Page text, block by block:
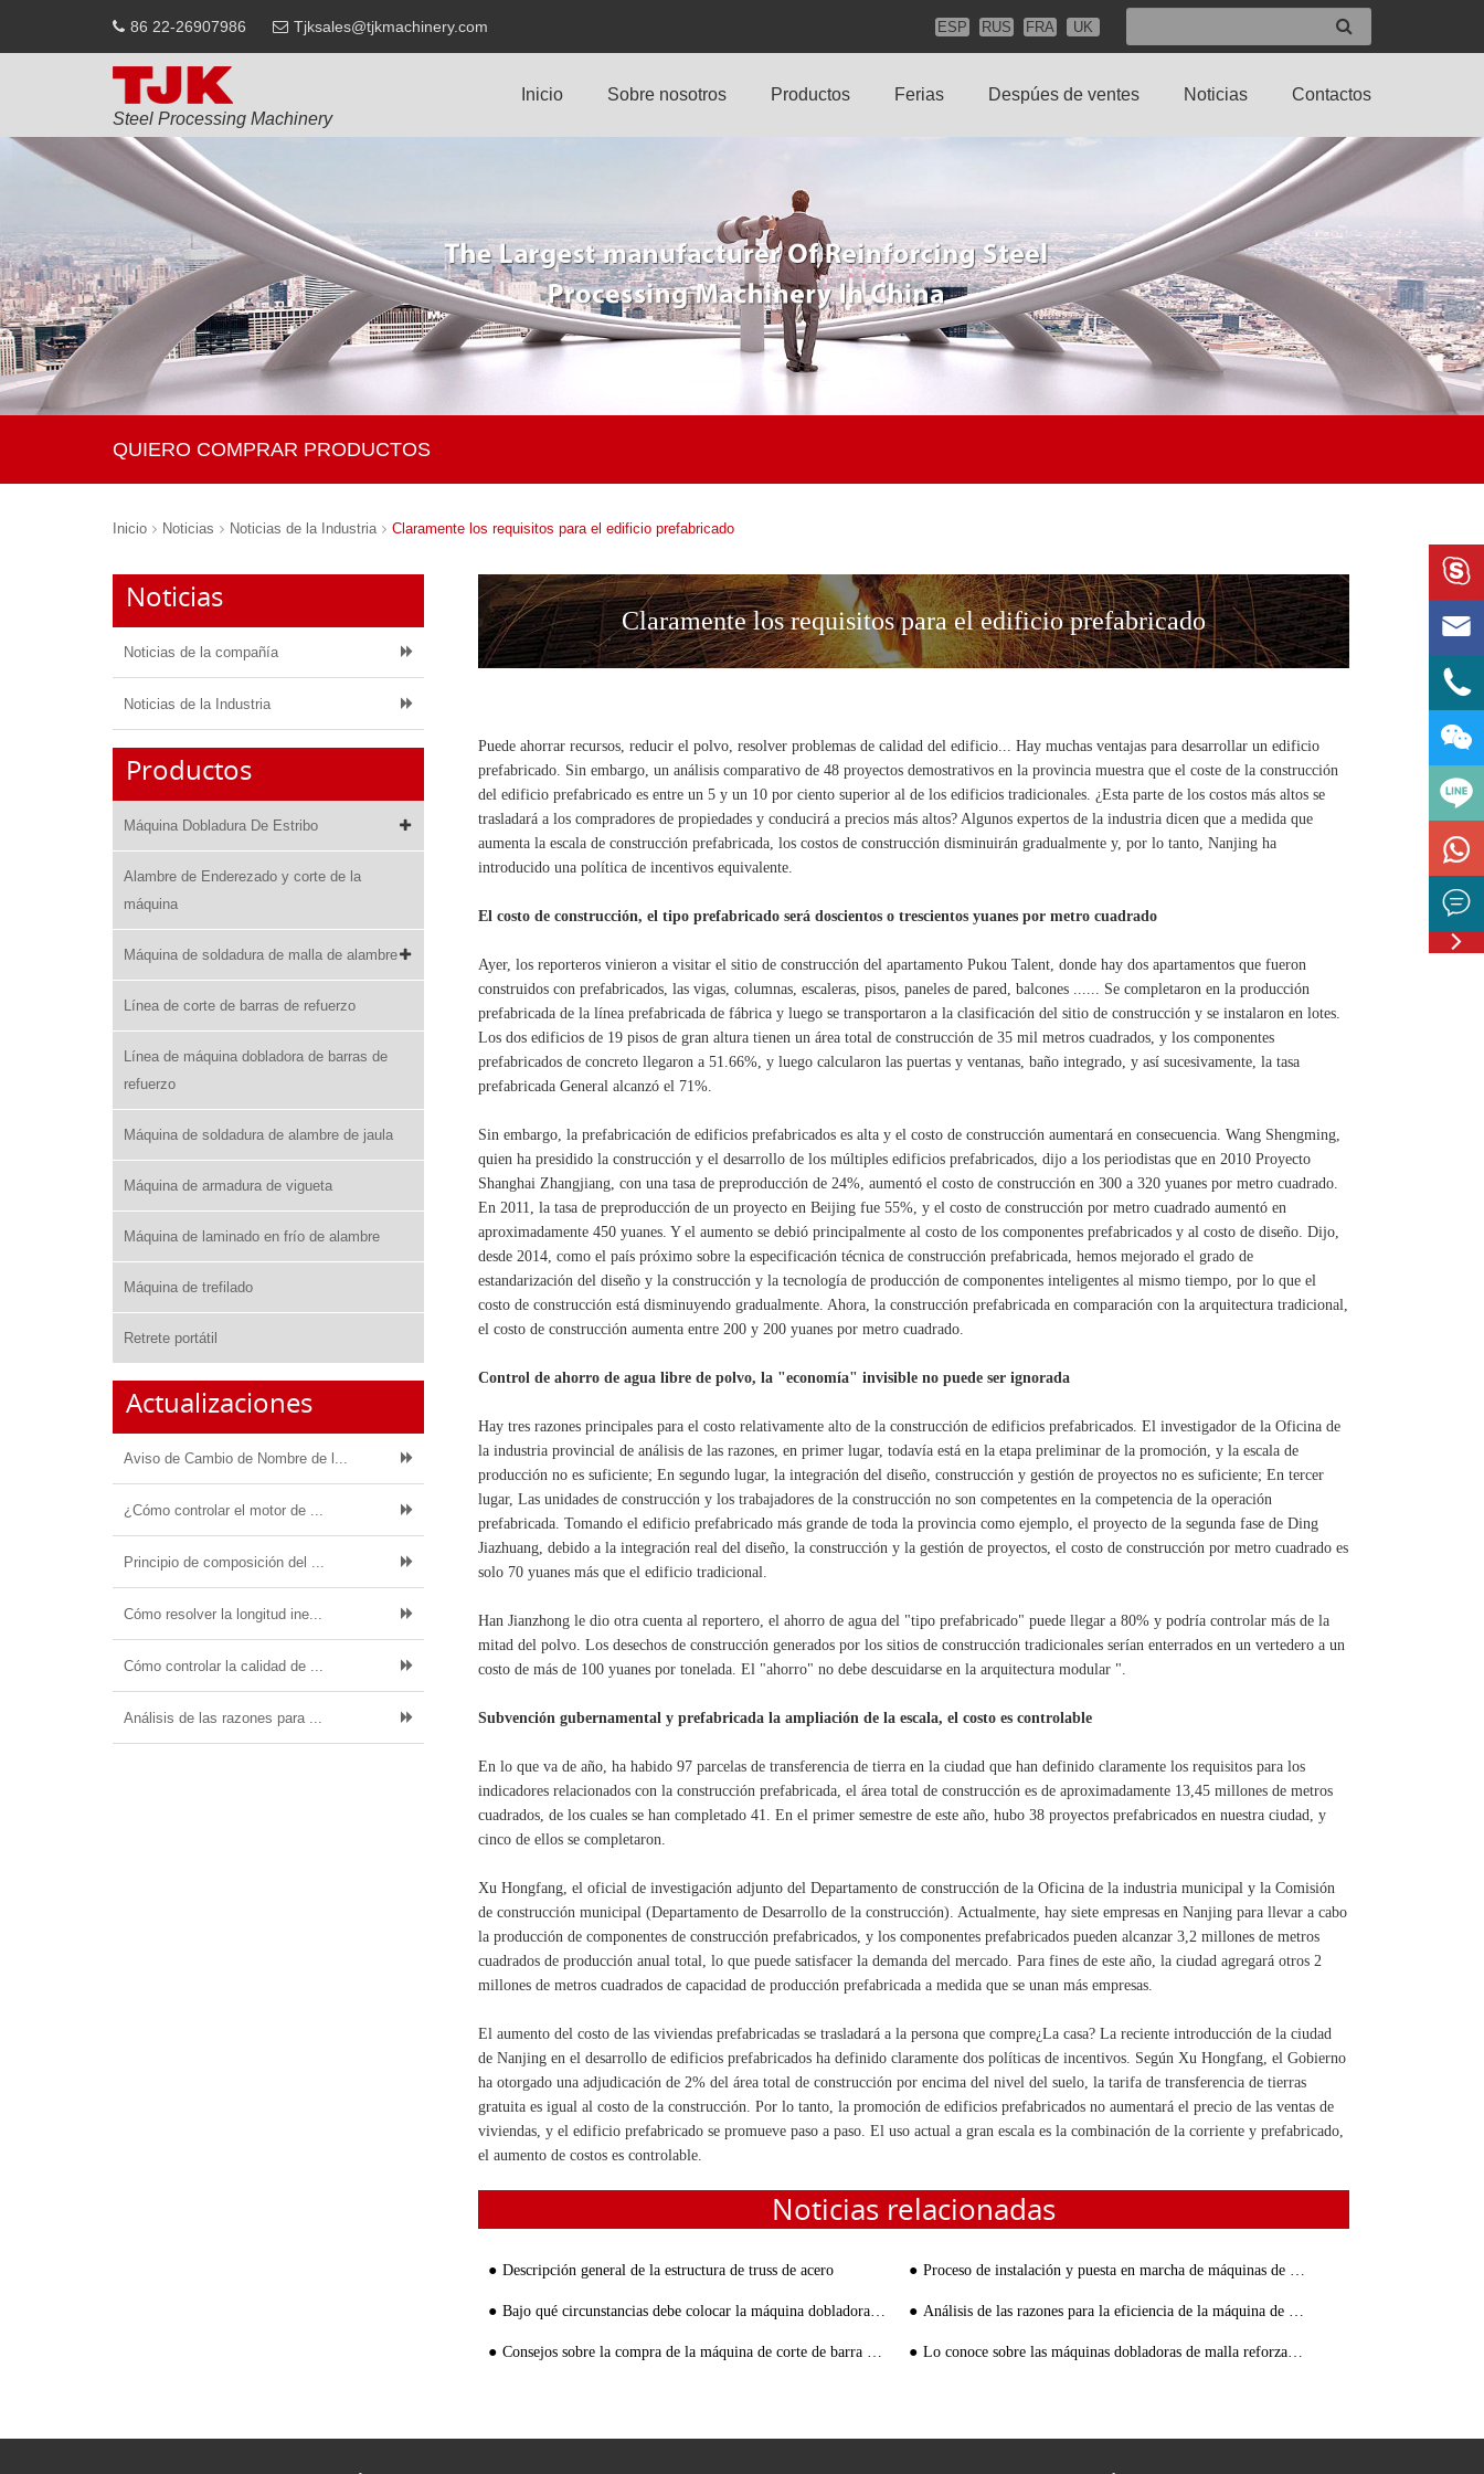
86 22-26907986 Tjksales@tjkmachinery.com ESP RUS FRA UK
Steel Processing Machinery
Inicio Sobre nosotros Productos Ferias Despúes de ventes Noticias Contactos
QUIERO COMPRAR PRODUCTOS
Inicio Noticias Noticias de la Industria Claramente los requisitos para el edificio prefabricado
Claramente los requisitos para el edificio prefabricado
Puede ahorrar recursos, reducir el polvo, resolver problemas de calidad del edificio... Hay muchas ventajas para desarrollar un edificio
prefabricado. Sin embargo, un análisis comparativo de 48 proyectos demostrativos en la provincia muestra que el coste de la construcción
del edificio prefabricado es entre un 5 y un 10 por ciento superior al de los edificios tradicionales. ¿Esta parte de los costos más altos se
trasladará a los compradores de propiedades y conducirá a precios más altos? Algunos expertos de la industria dicen que a medida que
aumenta la escala de construcción prefabricada, los costos de construcción disminuirán gradualmente y, por lo tanto, Nanjing ha
introducido una política de incentivos equivalente.
El costo de construcción, el tipo prefabricado será doscientos o trescientos yuanes por metro cuadrado
Ayer, los reporteros vinieron a visitar el sitio de construcción del apartamento Pukou Talent, donde hay dos apartamentos que fueron
construidos con prefabricados, las vigas, columnas, escaleras, pisos, paneles de pared, balcones ...... Se completaron en la producción
prefabricada de la línea prefabricada de fábrica y luego se transportaron a la clasificación del sitio de construcción y se instalaron en lotes.
Los dos edificios de 19 pisos de gran altura tienen un área total de construcción de 35 mil metros cuadrados, y los componentes
prefabricados de concreto llegaron a 51.66%, y luego calcularon las puertas y ventanas, baño integrado, y así sucesivamente, la tasa
prefabricada General alcanzó el 71%.
Sin embargo, la prefabricación de edificios prefabricados es alta y el costo de construcción aumentará en consecuencia. Wang Shengming,
quien ha presidido la construcción y el desarrollo de los múltiples edificios prefabricados, dijo a los periodistas que en 2010 Proyecto
Shanghai Zhangjiang, con una tasa de preproducción de 24%, aumentó el costo de construcción en 300 a 320 yuanes por metro cuadrado.
En 2011, la tasa de preproducción de un proyecto en Beijing fue 55%, y el costo de construcción por metro cuadrado aumentó en
aproximadamente 450 yuanes. Y el aumento se debió principalmente al costo de los componentes prefabricados y al costo de diseño. Dijo,
desde 2014, como el país próximo sobre la especificación técnica de construcción prefabricada, hemos mejorado el grado de
estandarización del diseño y la construcción y la tecnología de producción de componentes inteligentes al mismo tiempo, por lo que el
costo de construcción está disminuyendo gradualmente. Ahora, la construcción prefabricada en comparación con la arquitectura tradicional,
el costo de construcción aumenta entre 200 y 200 yuanes por metro cuadrado.
Control de ahorro de agua libre de polvo, la "economía" invisible no puede ser ignorada
Hay tres razones principales para el costo relativamente alto de la construcción de edificios prefabricados. El investigador de la Oficina de
la industria provincial de análisis de las razones, en primer lugar, todavía está en la etapa preliminar de la promoción, y la escala de
producción no es suficiente; En segundo lugar, la integración del diseño, construcción y gestión de proyectos no es suficiente; En tercer
lugar, Las unidades de construcción y los trabajadores de la construcción no son competentes en la competencia de la operación
prefabricada. Tomando el edificio prefabricado más grande de toda la provincia como ejemplo, el proyecto de la segunda fase de Ding
Jiazhuang, debido a la integración real del diseño, la construcción y la gestión de proyectos, el costo de construcción por metro cuadrado es
solo 70 yuanes más que el edificio tradicional.
Han Jianzhong le dio otra cuenta al reportero, el ahorro de agua del "tipo prefabricado" puede llegar a 80% y podría controlar más de la
mitad del polvo. Los desechos de construcción generados por los sitios de construcción tradicionales serían enterrados en un vertedero a un
costo de más de 100 yuanes por tonelada. El "ahorro" no debe descuidarse en la arquitectura modular ".
Subvención gubernamental y prefabricada la ampliación de la escala, el costo es controlable
En lo que va de año, ha habido 97 parcelas de transferencia de tierra en la ciudad que han definido claramente los requisitos para los
indicadores relacionados con la construcción prefabricada, el área total de construcción es de aproximadamente 13,45 millones de metros
cuadrados, de los cuales se han completado 41. En el primer semestre de este año, hubo 38 proyectos prefabricados en nuestra ciudad, y
cinco de ellos se completaron.
Xu Hongfang, el oficial de investigación adjunto del Departamento de construcción de la Oficina de la industria municipal y la Comisión
de construcción municipal (Departamento de Desarrollo de la construcción). Actualmente, hay siete empresas en Nanjing para llevar a cabo
la producción de componentes de construcción prefabricados, y los componentes prefabricados pueden alcanzar 3,2 millones de metros
cuadrados de producción anual total, lo que puede satisfacer la demanda del mercado. Para fines de este año, la ciudad agregará otros 2
millones de metros cuadrados de capacidad de producción prefabricada a medida que se unan más empresas.
El aumento del costo de las viviendas prefabricadas se trasladará a la persona que compre¿La casa? La reciente introducción de la ciudad
de Nanjing en el desarrollo de edificios prefabricados ha definido claramente dos políticas de incentivos. Según Xu Hongfang, el Gobierno
ha otorgado una adjudicación de 2% del área total de construcción por encima del nivel del suelo, la tarifa de transferencia de tierras
gratuita es igual al costo de la construcción. Por lo tanto, la promoción de edificios prefabricados no aumentará el precio de las ventas de
viviendas, y el edificio prefabricado se promueve paso a paso. El uso actual a gran escala es la combinación de la corriente y prefabricado,
el aumento de costos es controlable.
Noticias relacionadas
Descripción general de la estructura de truss de acero Proceso de instalación y puesta en marcha de máquinas de corte de barras de acero
Bajo qué circunstancias debe colocar la máquina dobladora de barras de acero en mantenimiento Análisis de las razones para la eficiencia de la máquina de corte de barras de acero que afecta
Consejos sobre la compra de la máquina de corte de barra de acero Lo conoce sobre las máquinas dobladoras de malla reforzada de TJK MACHINERY
Noticias
Noticias de la compañía
Noticias de la Industria
Productos
Máquina Dobladura De Estribo
Alambre de Enderezado y corte de la
máquina
Máquina de soldadura de malla de alambre
Línea de corte de barras de refuerzo
Línea de máquina dobladora de barras de
refuerzo
Máquina de soldadura de alambre de jaula
Máquina de armadura de vigueta
Máquina de laminado en frío de alambre
Máquina de trefilado
Retrete portátil
Actualizaciones
Aviso de Cambio de Nombre de l...
¿Cómo controlar el motor de ...
Principio de composición del ...
Cómo resolver la longitud ine...
Cómo controlar la calidad de ...
Análisis de las razones para ...






